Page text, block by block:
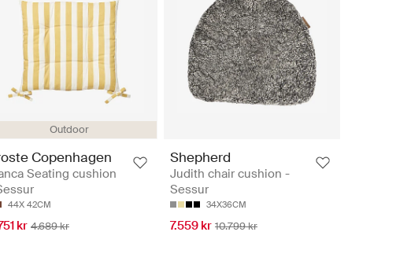
Outdoor
Copenhagen
Seating cushion
44X 42CM
kr 4.689 kr
Shepherd
Judith chair cushion -
Sessur
34X36CM
7.559 kr 10.799 kr